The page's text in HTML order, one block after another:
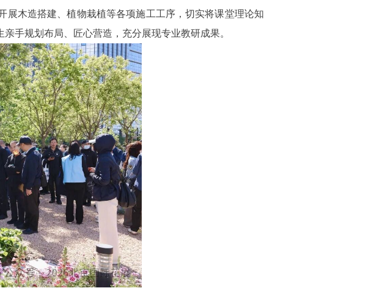
木造搭建、植物栽植等各项施工工序，切实将课堂理论知
手规划布局、匠心营造，充分展现专业教研成果。